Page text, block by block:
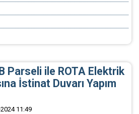
Parseli ile ROTA Elektrik
İstinat Duvarı Yapım
11:49